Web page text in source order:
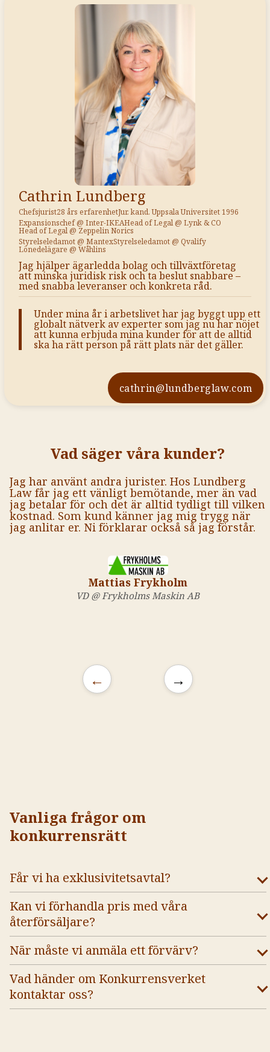
Cathrin Lundberg
Chefsjurist28 års erfarenhetJur. kand. Uppsala Universitet 1996
Expansionschef @ Inter-IKEAHead of Legal @ Lynk & CO
Head of Legal @ Zeppelin Norics
Styrelseledamot @ MantexStyrelseledamot @ Qvalify
Lönedelägare @ Wåhlins
Jag hjälper ägarledda bolag och tillväxtföretag
att minska juridisk risk och ta beslut snabbare –
med snabba leveranser och konkreta råd.
Under mina år i arbetslivet har jag byggt upp ett
globalt nätverk av experter som jag nu har nöjet
att kunna erbjuda mina kunder för att de alltid
ska ha rätt person på rätt plats när det gäller.
cathrin@lundberglaw.com
←
Vad säger våra kunder?
Jag har använt andra jurister. Hos Lundberg
Law får jag ett vänligt bemötande, mer än vad
jag betalar för och det är alltid tydligt till vilken
kostnad. Som kund känner jag mig trygg när
jag anlitar er. Ni förklarar också så jag förstår.
Mattias Frykholm
VD @ Frykholms Maskin AB
→
Vanliga frågor om
konkurrensrätt
Får vi ha exklusivitetsavtal?
Kan vi förhandla pris med våra
återförsäljare?
När måste vi anmäla ett förvärv?
Vad händer om Konkurrensverket
kontaktar oss?